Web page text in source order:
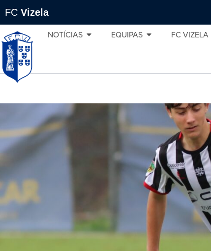
FC Vizela
NOTÍCIAS EQUIPAS FC VIZELA